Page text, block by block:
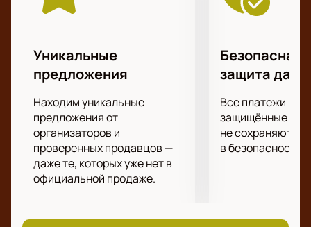
разряде и 16 пар.
большого тенниса – с 2020 года впервые мужской
турнир St. Petersburg Open пройдёт в категории
ATP 500. В первую очередь, это означает, что это
спортивное событие в городе на Неве станет более
привлекательным для самых титулованных
мировых спортсменов, что также будет
способствовать повышению зрелищности и
престижа российского тенниса в целом.
Уникальные
предложения
Находим уникальные
предложения от
организаторов и
проверенных продавцов —
даже те, которых уже нет в
официальной продаже.
Безопасная
защита
Все платежи
защищённые
не сохраняются
в безопасности.